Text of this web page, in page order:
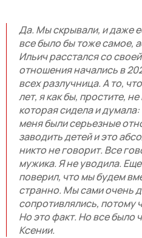
Да. Мы скрывали, и даже
все было бы тоже самое,
Ильич расстался со
отношения начались в
всех разлучница. А то,
лет, я как бы, простите,
которая сидела и
меня были серьезные
заводить детей и это
никто не говорит. Все
мужика. Я не уводила.
поверил, что мы будем
странно. Мы сами очень
сопротивлялись, потому
Но это факт. Но все было
Ксении.